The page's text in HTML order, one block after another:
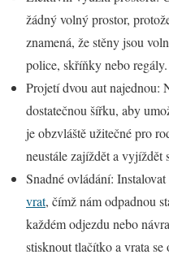
žádný volný prostor,
znamená, že stěny jsou
police, skříňky nebo regály.
Projetí dvou aut najednou:
dostatečnou šířku, aby
je obzvláště užitečné pro
neustále zajíždět a vyjíždět
Snadné ovládání:
vrat, čímž nám odpadnou
každém odjezdu nebo
stisknout tlačítko a vrata se